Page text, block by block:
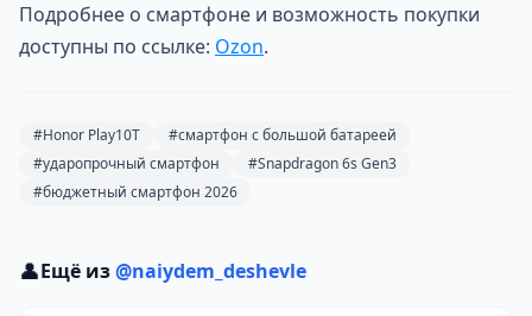
Подробнее о смартфоне и возможность покупки
доступны по ссылке: Ozon.
#Honor Play10T
#смартфон с большой батареей
#ударопрочный смартфон
#Snapdragon 6s Gen3
#бюджетный смартфон 2026
👤Ещё из@naiydem_deshevle